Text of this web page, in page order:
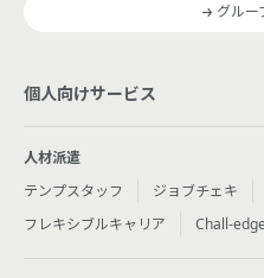
グルー
個人向けサービス
人材派遣
テンプスタッフ
ジョブチェキ
フレキシブルキャリア
Chall-edge